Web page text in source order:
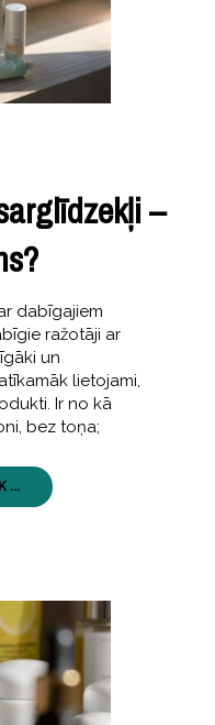
–
dabīgajiem
ražotāji ar
un
lietojami,
Ir no kā
bez toņa;
...